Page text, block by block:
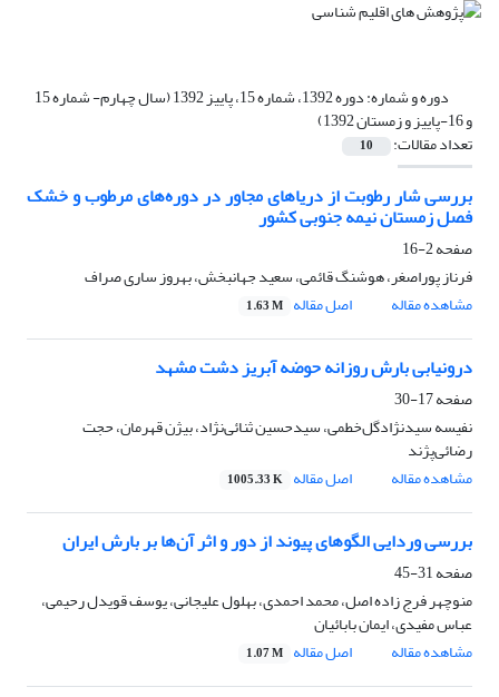
دوره و شماره: دوره 1392، شماره 15، پاییز 1392 (سال چهارم- شماره 15
و 16-پاییز و زمستان 1392)
تعداد مقالات: 10
بررسی شار رطوبت از دریاهای مجاور در دوره‌های مرطوب و خشک
فصل زمستان نیمه جنوبی کشور
صفحه2-16
فرناز پوراصغر، هوشنگ قائمی، سعید جهانبخش، بهروز ساری صراف
مشاهده مقاله
اصل مقاله 1.63 M
درونیابی بارش روزانه حوضه آبریز دشت مشهد
صفحه17-30
نفیسه سیدنژادگل‌خطمی، سیدحسین ثنائی‌نژاد، بیژن قهرمان، حجت
رضائی‌پژند
مشاهده مقاله
اصل مقاله 1005.33 K
بررسی وردایی الگوهای پیوند از دور و اثر آن‌ها بر بارش ایران
صفحه31-45
منوچهر فرج زاده اصل، محمد احمدی، بهلول علیجانی، یوسف قویدل رحیمی،
عباس مفیدی، ایمان بابائیان
مشاهده مقاله
اصل مقاله 1.07 M